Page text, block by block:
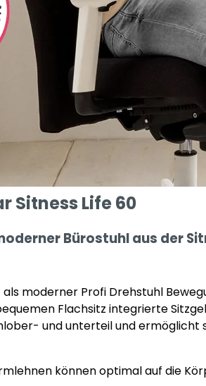
Sitness Life 60
Bürostuhl aus der
moderner Profi Drehstuhl
Flachsitz integrierte
und unterteil und ermöglicht
können optimal auf die